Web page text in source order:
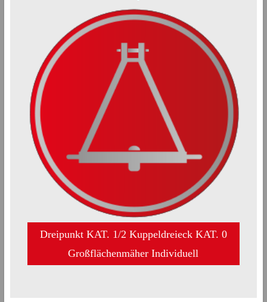
Dreipunkt KAT. 1/2 Kuppeldreieck KAT. 0
Großflächenmäher Individuell